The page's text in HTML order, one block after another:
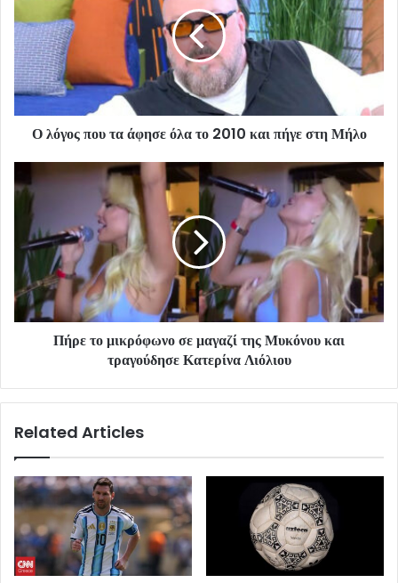
Ο λόγος που τα άφησε όλα το 2010 και πήγε στη Μήλο
Πήρε το μικρόφωνο σε μαγαζί της Μυκόνου και
τραγούδησε Κατερίνα Λιόλιου
Related Articles